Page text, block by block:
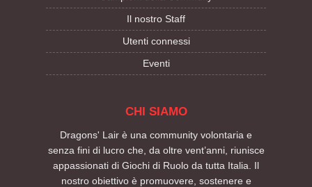
Il nostro Staff
Utenti connessi
Eventi
CHI SIAMO
Dragons' Lair è una community volontaria e
senza fini di lucro che, da oltre vent’anni, riunisce
appassionati di Giochi di Ruolo da tutta Italia. Il
nostro obiettivo è promuovere, sostenere e